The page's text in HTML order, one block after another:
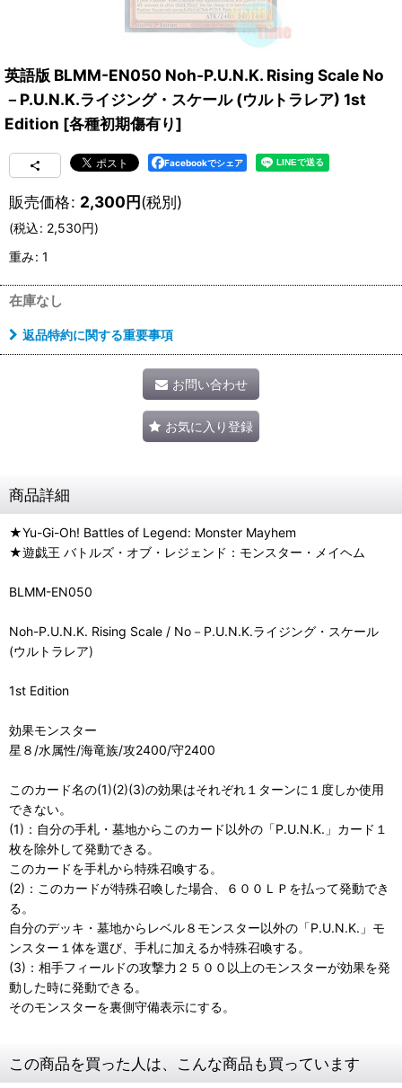
英語版 BLMM-EN050 Noh-P.U.N.K. Rising Scale No
－P.U.N.K.ライジング・スケール (ウルトラレア) 1st
Edition [各種初期傷有り]
Facebookでシェア
販売価格: 2,300円(税別)
(税込: 2,530円)
重み: 1
在庫なし
返品特約に関する重要事項
お問い合わせ
お気に入り登録
商品詳細
★Yu-Gi-Oh! Battles of Legend: Monster Mayhem
★遊戯王 バトルズ・オブ・レジェンド：モンスター・メイヘム
BLMM-EN050
Noh-P.U.N.K. Rising Scale / No－P.U.N.K.ライジング・スケール
(ウルトラレア)
1st Edition
効果モンスター
星８/水属性/海竜族/攻2400/守2400
このカード名の(1)(2)(3)の効果はそれぞれ１ターンに１度しか使用
できない。
(1)：自分の手札・墓地からこのカード以外の「P.U.N.K.」カード１
枚を除外して発動できる。
このカードを手札から特殊召喚する。
(2)：このカードが特殊召喚した場合、６００ＬＰを払って発動でき
る。
自分のデッキ・墓地からレベル８モンスター以外の「P.U.N.K.」モ
ンスター１体を選び、手札に加えるか特殊召喚する。
(3)：相手フィールドの攻撃力２５００以上のモンスターが効果を発
動した時に発動できる。
そのモンスターを裏側守備表示にする。
この商品を買った人は、こんな商品も買っています